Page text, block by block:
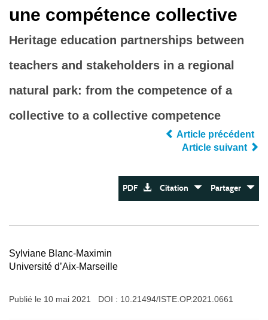
une compétence collective
Heritage education partnerships between
teachers and stakeholders in a regional
natural park: from the competence of a
collective to a collective competence
Article précédent
Article suivant
PDF Citation Partager
Sylviane Blanc-Maximin
Université d’Aix-Marseille
Publié le 10 mai 2021 DOI : 10.21494/ISTE.OP.2021.0661